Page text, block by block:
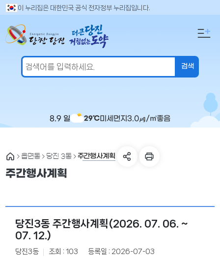
이 누리집은 대한민국 공식 전자정부 누리집입니다.
8.9 일 29℃미세먼지3.0㎍/㎥좋음
검
어
입
읍면동 당진 3동 주간행사계획
주간행사계획
당진3동 주간행사계획(2026. 07. 06. ~
07. 12.)
당진3동 조회 : 103 등록일 : 2026-07-03
만
도
의
세